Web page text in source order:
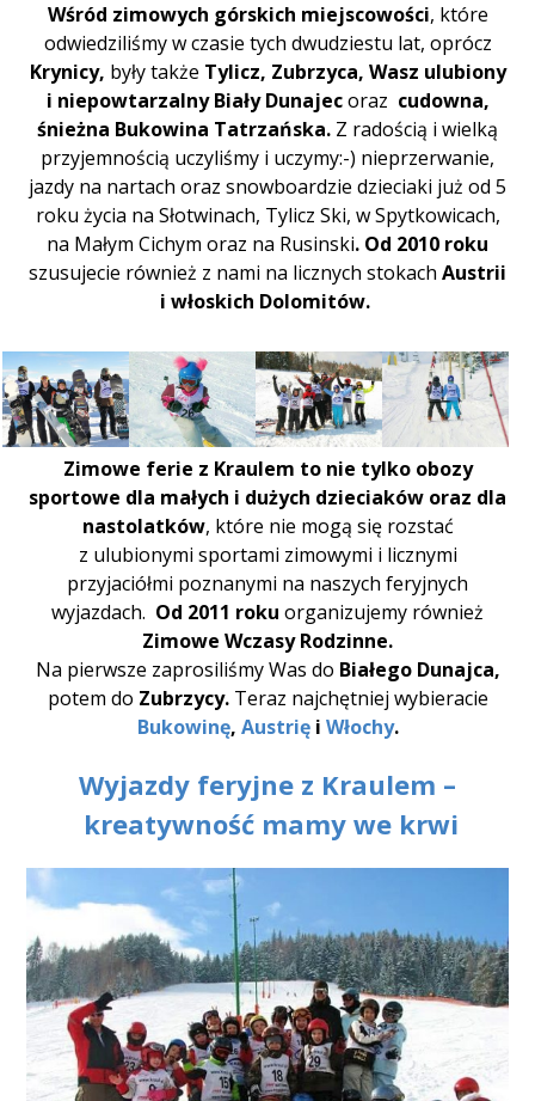
Wśród zimowych górskich miejscowości, które
odwiedziliśmy w czasie tych dwudziestu lat, oprócz
Krynicy, były także Tylicz, Zubrzyca, Wasz ulubiony
i niepowtarzalny Biały Dunajecoraz cudowna,
śnieżna Bukowina Tatrzańska. Z radością i wielką
przyjemnością uczyliśmy i uczymy:-) nieprzerwanie,
jazdy na nartach oraz snowboardzie dzieciaki już od 5
roku życia na Słotwinach, Tylicz Ski, w Spytkowicach,
na Małym Cichym oraz na Rusinski. Od 2010 roku
szusujecie również z nami na licznych stokach Austrii
i włoskich Dolomitów.
Zimowe ferie z Kraulem to nie tylko obozy
sportowe dla małych i dużych dzieciaków oraz dla
nastolatków, które nie mogą się rozstać
z ulubionymi sportami zimowymi i licznymi
przyjaciółmi poznanymi na naszych feryjnych
wyjazdach. Od 2011 roku organizujemy również
Zimowe Wczasy Rodzinne.
Na pierwsze zaprosiliśmy Was do Białego Dunajca,
potem do Zubrzycy. Teraz najchętniej wybieracie
Bukowinę, Austrięi Włochy.
Wyjazdy feryjne z Kraulem –
kreatywność mamy we krwi